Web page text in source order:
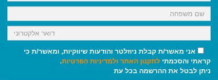
אני מאשר/ת קבלת ניוזלטר והודעות שיווקיות, ומאשר/ת כי
קראתי והסכמתי לתקנון האתר ולמדיניות הפרטיות.
ניתן לבטל את ההרשמה בכל עת